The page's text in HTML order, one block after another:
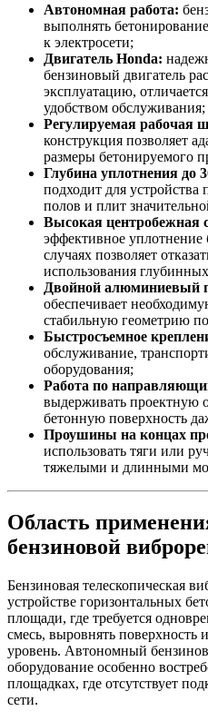
Автономная работа:
выполнять
к электросети;
Двигатель Honda:
бензиновый двигатель
эксплуатацию,
удобством обслуживания;
Регулируемая рабочая
конструкция позволяет
размеры бетонируемого
Глубина уплотнения до
подходит для
полов и плит
Высокая центробежная
эффективное
случаях позволяет
использования
Двойной алюминиевый
обеспечивает
стабильную геометрию
Быстросъемное
обслуживание,
оборудования;
Работа по
выдерживать проектную
бетонную поверхность
Проушины на концах
использовать тяги или
тяжелыми и длинными
Область
бензиновой
Бензиновая телескопическая
устройстве горизонтальных
площади, где требуется
смесь, выровнять
уровень. Автономный
оборудование особенно
площадках, где отсутствует
сети.